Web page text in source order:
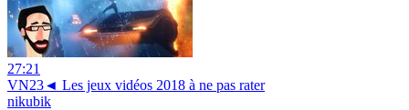
27:21
VN23◄ Les jeux vidéos 2018 à ne pas rater
nikubik